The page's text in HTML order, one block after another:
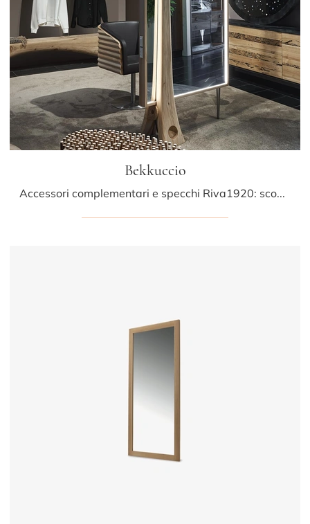
Bekkuccio
Accessori complementari e specchi Riva1920: scopri come arricchire i tuoi locali design con il modello Bekkuccio.